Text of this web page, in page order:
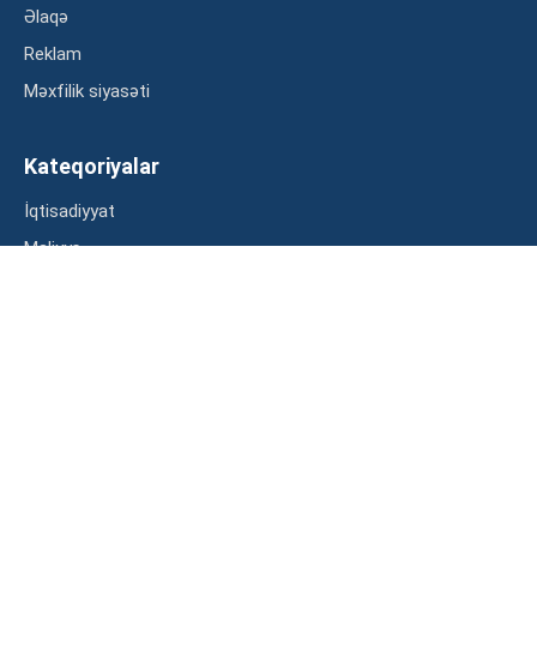
Əlaqə
Reklam
Məxfilik siyasəti
Kateqoriyalar
İqtisadiyyat
Maliyyə